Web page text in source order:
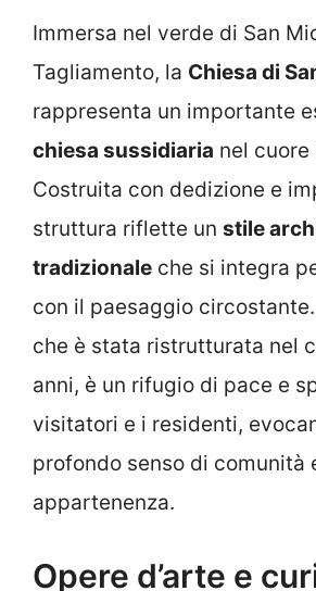
Immersa nel verde di San
Tagliamento, la Chiesa di
rappresenta un importante
chiesa sussidiaria nel cuore
Costruita con dedizione e
struttura riflette un stile
tradizionale che si integra
con il paesaggio
che è stata ristrutturata nel
anni, è un rifugio di pace e
visitatori e i residenti,
profondo senso di comunità
appartenenza.
Opere d’arte e